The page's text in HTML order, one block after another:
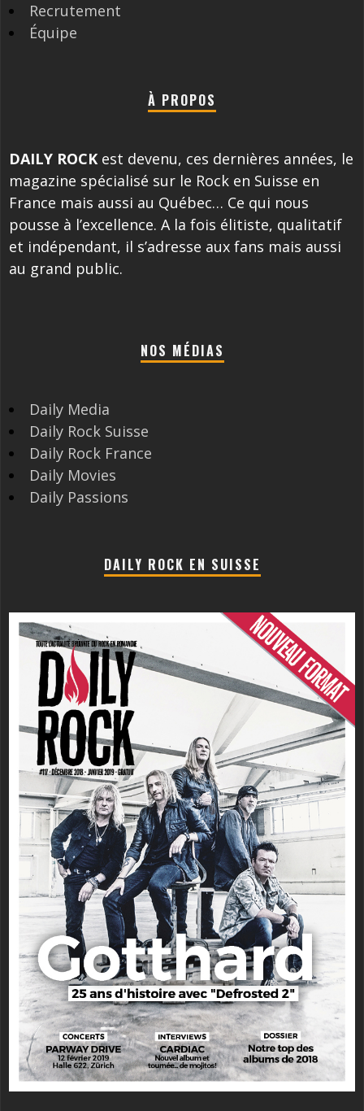
Recrutement
Équipe
À PROPOS
DAILY ROCK est devenu, ces dernières années, le
magazine spécialisé sur le Rock en Suisse en
France mais aussi au Québec… Ce qui nous
pousse à l’excellence. A la fois élitiste, qualitatif
et indépendant, il s’adresse aux fans mais aussi
au grand public.
NOS MÉDIAS
Daily Media
Daily Rock Suisse
Daily Rock France
Daily Movies
Daily Passions
DAILY ROCK EN SUISSE